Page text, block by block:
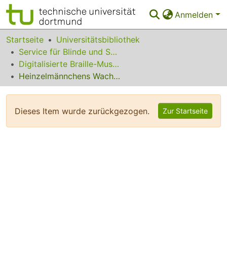
Anmelden
Bereiche & Sammlungen
Das gesamte Repositorium
Statistiken
Startseite
Universitätsbibliothek
Service für Blinde und Sehbehinderte
Digitalisierte Braille-Musik-Matrizen des VzfB
Heinzelmännchens Wachtparade op. 1
Dieses Item wurde zurückgezogen. Zur Startseite